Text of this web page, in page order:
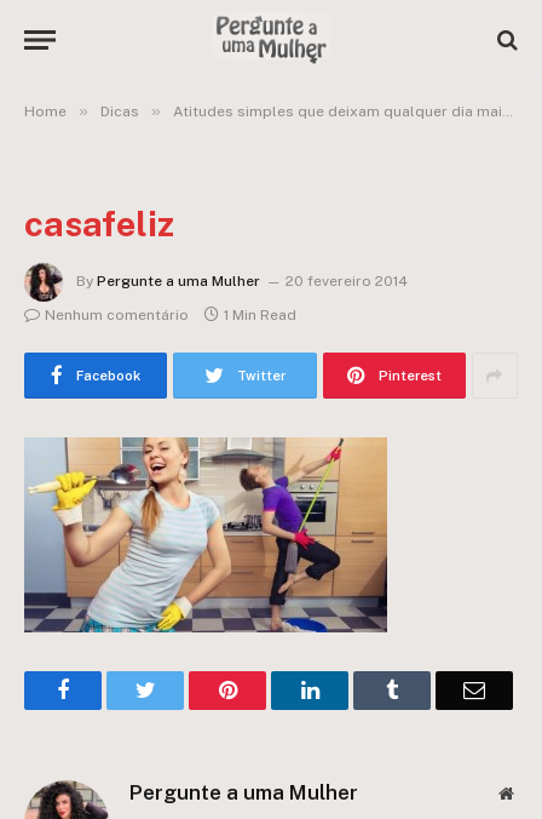
Home » Dicas » Atitudes simples que deixam qualquer dia mais feliz:
casafeliz
By Pergunte a uma Mulher
20 fevereiro 2014
Nenhum comentário
1 Min Read
Facebook Twitter Pinterest
FacebookTwitter Pinterest LinkedInTumblr Email
Pergunte a uma Mulher